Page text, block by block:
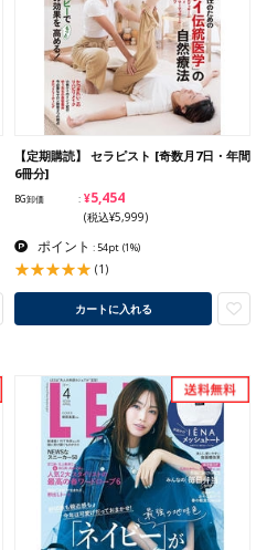
【定期購読】 セラピスト [奇数月7日・年間
6冊分]
BG卸価 ¥5,454
(税込¥5,999)
ポイント : 54pt (1%)
(1)
カートに入れる